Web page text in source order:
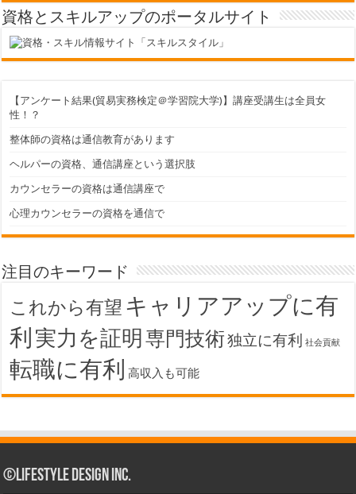
資格とスキルアップのポータルサイト
【アンケート結果(貿易実務検定＠学習院大学)】講座受講生は全員女
性！？
整体師の資格は通信教育があります
ヘルパーの資格、通信講座という選択肢
カウンセラーの資格は通信講座で
心理カウンセラーの資格を通信で
注目のキーワード
これから有望 キャリアアップに有
利 実力を証明 専門技術独立に有利 社会貢献
転職に有利 高収入も可能
©Lifestyle Design Inc.